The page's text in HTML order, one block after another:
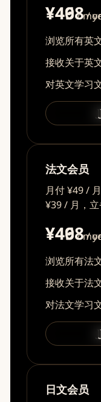
¥49/
¥468/
浏览所有英
接收关于英
对英文学习
法文会员
月付 ¥49 /
¥39 / 月，立
¥49/
¥468/
浏览所有法
接收关于法
对法文学习
日文会员